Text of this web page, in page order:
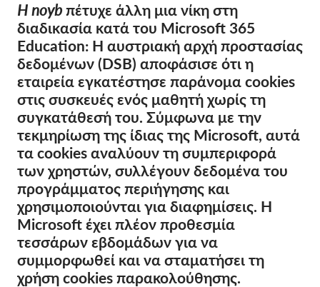
Tax deductability
Σύνδεση Μέλους
Σχετικά με εμάς
Ομάδα
Ετήσιες αναφορές
Συχνές ερωτήσεις
Θέσεις Εργασίας
Συλλογική έννομη
προστασία
OnionShare
ΜΜΕ
Η noyb πέτυχε άλλη μια νίκη στη
διαδικασία κατά του Microsoft 365
Education: Η αυστριακή αρχή προστασίας
δεδομένων (DSB) αποφάσισε ότι η
εταιρεία εγκατέστησε παράνομα cookies
στις συσκευές ενός μαθητή χωρίς τη
συγκατάθεσή του. Σύμφωνα με την
τεκμηρίωση της ίδιας της Microsoft, αυτά
τα cookies αναλύουν τη συμπεριφορά
των χρηστών, συλλέγουν δεδομένα του
προγράμματος περιήγησης και
χρησιμοποιούνται για διαφημίσεις. Η
Microsoft έχει πλέον προθεσμία
τεσσάρων εβδομάδων για να
συμμορφωθεί και να σταματήσει τη
χρήση cookies παρακολούθησης.